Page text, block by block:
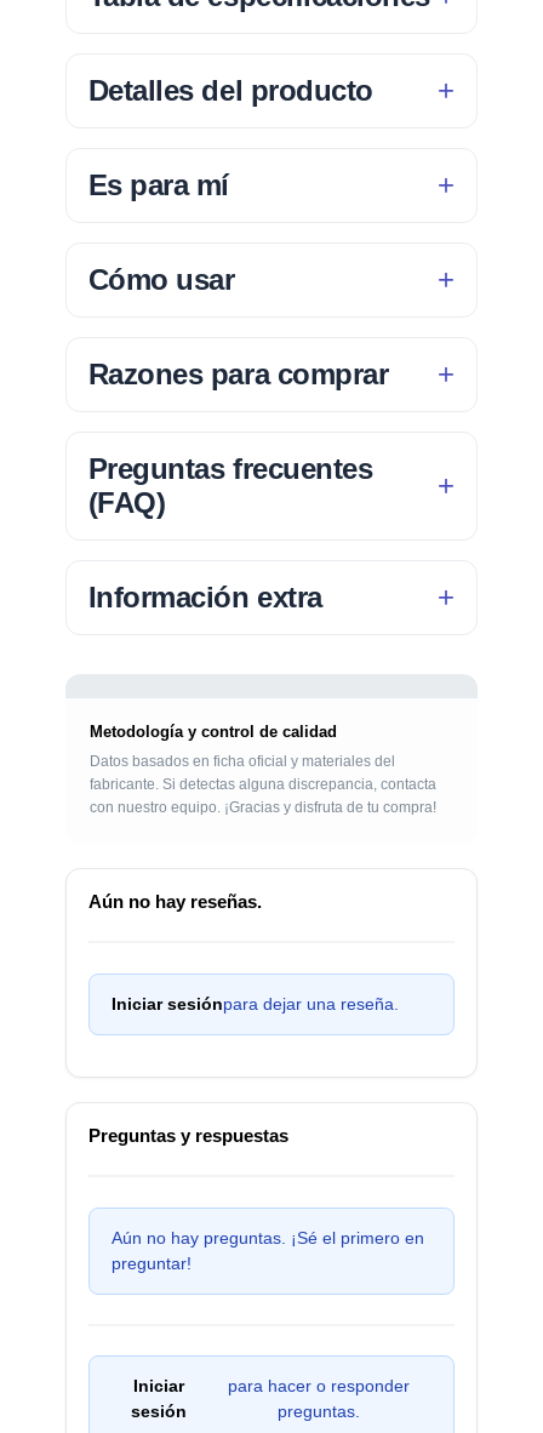
Detalles del producto
Es para mí
Cómo usar
Razones para comprar
Preguntas frecuentes
(FAQ)
Información extra
Metodología y control de calidad
Datos basados en ficha oficial y materiales del
fabricante. Si detectas alguna discrepancia, contacta
con nuestro equipo. ¡Gracias y disfruta de tu compra!
Aún no hay reseñas.
Iniciar sesiónpara dejar una reseña.
Preguntas y respuestas
Aún no hay preguntas. ¡Sé el primero en
preguntar!
Iniciar
sesión
para hacer o responder
preguntas.